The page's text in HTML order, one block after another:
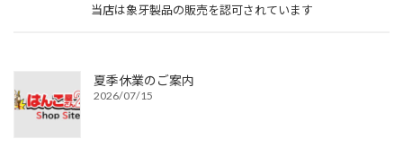
当店は象牙製品の販売を認可されています
夏季休業のご案内
2026/07/15